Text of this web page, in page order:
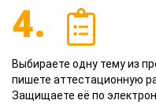
4.
Выбираете одну тему из
пишете аттестационную
Защищаете её по